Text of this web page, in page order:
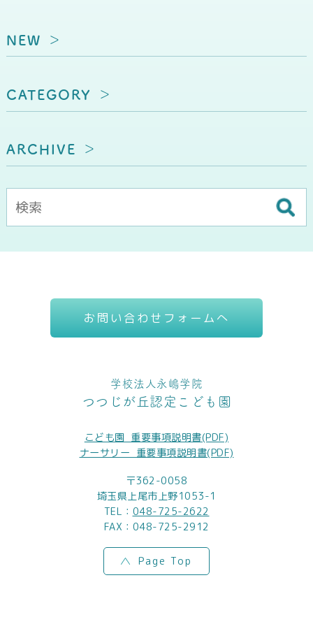
NEW
CATEGORY
ARCHIVE
お問い合わせフォームへ
学校法人永嶋学院
つつじが丘認定こども園
こども園_重要事項説明書(PDF)
ナーサリー_重要事項説明書(PDF)
〒362-0058
埼玉県上尾市上野1053-1
TEL： 048-725-2622
FAX：048-725-2912
Page Top